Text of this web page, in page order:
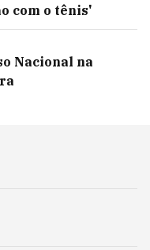
com o tênis'
Nacional na